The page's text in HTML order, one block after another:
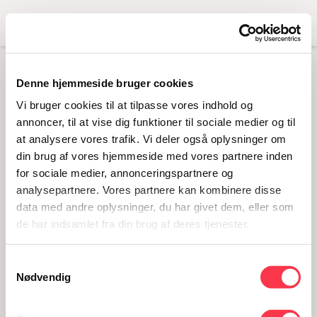
Denne hjemmeside bruger cookies
Vi bruger cookies til at tilpasse vores indhold og
annoncer, til at vise dig funktioner til sociale medier og til
at analysere vores trafik. Vi deler også oplysninger om
din brug af vores hjemmeside med vores partnere inden
for sociale medier, annonceringspartnere og
analysepartnere. Vores partnere kan kombinere disse
data med andre oplysninger, du har givet dem, eller som
de har indsamlet fra din brug af deres tjenester.
Nødvendig
Menu
AFLYST: KONCERT
MED HARVEST MOON
– FESTUGE PÅ
KVINDEMUSEET
29.08.2020 · 15:00